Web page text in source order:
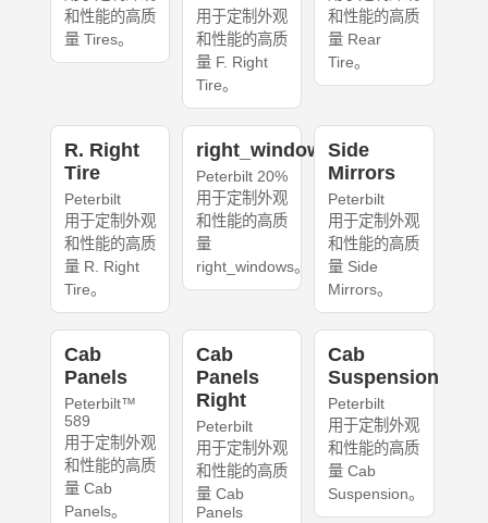
和性能的高质
量 Tires。
用于定制外观
和性能的高质
量 F. Right
Tire。
和性能的高质
量 Rear
Tire。
R. Right
Tire
Peterbilt
用于定制外观
和性能的高质
量 R. Right
Tire。
right_windows
Peterbilt 20%
用于定制外观
和性能的高质
量
right_windows。
Side
Mirrors
Peterbilt
用于定制外观
和性能的高质
量 Side
Mirrors。
Cab
Panels
Peterbilt™
589
用于定制外观
和性能的高质
量 Cab
Panels。
Cab
Panels
Right
Peterbilt
用于定制外观
和性能的高质
量 Cab
Panels
Cab
Suspension
Peterbilt
用于定制外观
和性能的高质
量 Cab
Suspension。